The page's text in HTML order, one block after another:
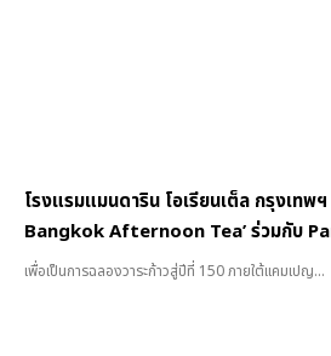
โรงแรมแมนดาริน โอเรียนเต็ล กรุงเทพ
Bangkok Afternoon Tea’ ร่วมกับ
เพื่อเป็นการฉลองวาระก้าวสู่ปีที่ 150 ภายใต้แคมเปญ...